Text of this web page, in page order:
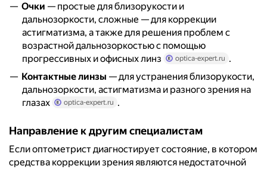
Очки — простые для близорукости и
дальнозоркости, сложные — для коррекции
астигматизма, а также для решения проблем с
возрастной дальнозоркостью с помощью
прогрессивных и офисных линз
optica-expert.ru .
Контактные линзы — для устранения близорукости,
дальнозоркости, астигматизма и разного зрения на
глазах
optica-expert.ru .
Направление к другим специалистам
Если оптометрист диагностирует состояние, в котором
средства коррекции зрения являются недостаточной